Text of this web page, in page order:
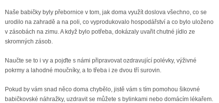
Naše babičky byly přebornice v tom, jak doma využít doslova všechno, co se
urodilo na zahradě a na poli, co vyprodukovalo hospodářství a co bylo uloženo
v zásobách na zimu. A když bylo potřeba, dokázaly uvařit chutné jídlo ze
skromných zásob.
Naučte se to i vy a pojďte s námi připravovat ozdravující polévky, výživné
pokrmy a lahodné moučníky, a to třeba i ze dvou tří surovin.
Pokud by vám snad něco doma chybělo, jistě vám s tím pomohou šikovné
babičkovské náhražky, uzdravit se můžete s bylinkami nebo domácím lékařem.